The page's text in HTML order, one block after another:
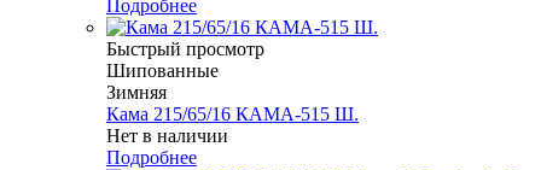
Подробнее
Быстрый просмотр
Шипованные
Зимняя
Кама 215/65/16 КАМА-515 Ш.
Нет в наличии
Подробнее